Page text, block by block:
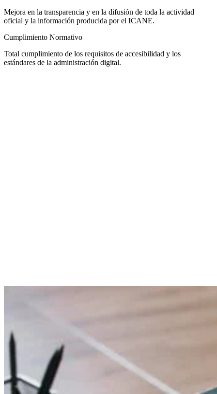
Mejora en la transparencia y en la difusión de toda la actividad
oficial y la información producida por el ICANE.
Cumplimiento Normativo
Total cumplimiento de los requisitos de accesibilidad y los
estándares de la administración digital.